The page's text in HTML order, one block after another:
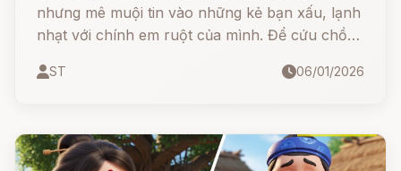
nhưng mê muội tin vào những kẻ bạn xấu, lạnh
nhạt với chính em ruột của mình. Để cứu chồng
một kế hoạch táo bạo: giả vờ gây ra án mạng
theo dõi để rút ra bài học sâu sắc cho chính
ST 06/01/2026